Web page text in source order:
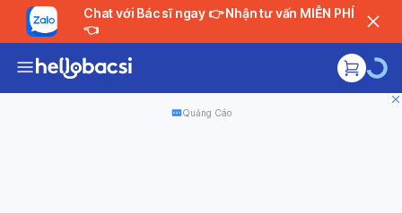
Chat với Bác sĩ ngay 👉 Nhận tư vấn MIỄN PHÍ
👈
Quảng Cáo